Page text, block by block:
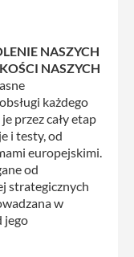
NASZYCH
NASZYCH
każdego
przez cały etap
i testy, od
europejskimi.
od
strategicznych
w
jego